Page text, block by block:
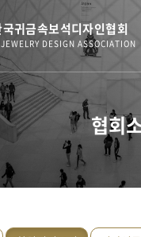
귀금속보석디자인협회
DESIGN ASSOCIATION
협회